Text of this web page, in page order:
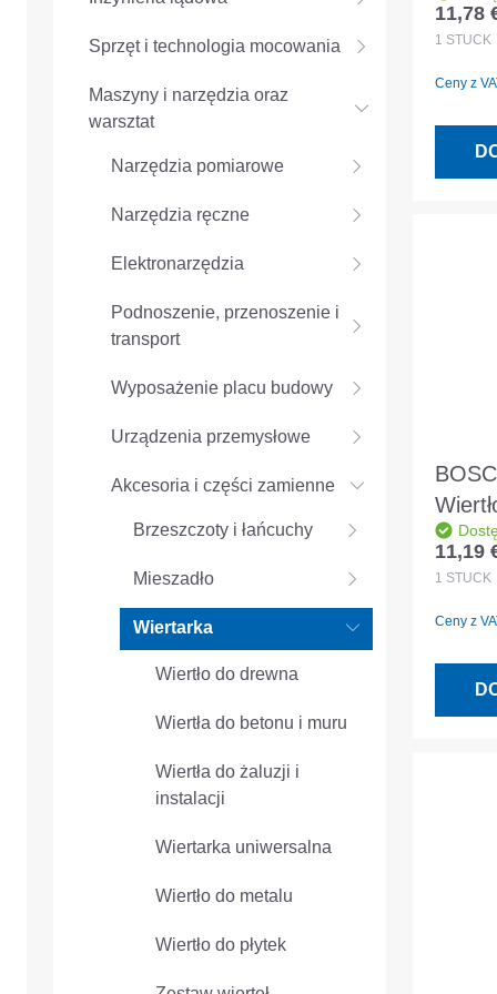
Sprzęt i technologia mocowania
Maszyny i narzędzia oraz
warsztat
Narzędzia pomiarowe
Narzędzia ręczne
Elektronarzędzia
Podnoszenie, przenoszenie i
transport
Wyposażenie placu budowy
Urządzenia przemysłowe
Akcesoria i części zamienne
Brzeszczoty i łańcuchy
Mieszadło
Wiertarka
Wiertło do drewna
Wiertła do betonu i muru
Wiertła do żaluzji i
instalacji
Wiertarka uniwersalna
Wiertło do metalu
Wiertło do płytek
Cena
11,78
1 STÜCK
Ceny z
SDS
Cena
11,19
1 STÜCK
Ceny z